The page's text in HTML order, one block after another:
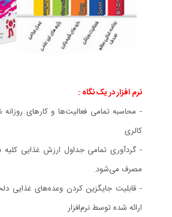
نرم افزار در یک نگاه :
- محاسبه تمامی فعاليت‌ها و كارهای
كالری
- گردآوری تمامی جداول ارزش غذايی كليه
مصرف می‌شود.
- قابليت جايگزين كردن وعده‌های غذايی
ارائه شده توسط نرم‌افزار